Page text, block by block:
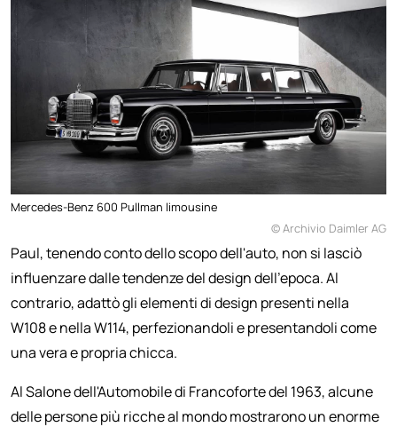
Mercedes-Benz 600 Pullman limousine
© Archivio Daimler AG
Paul, tenendo conto dello scopo dell'auto, non si lasciò
influenzare dalle tendenze del design dell'epoca. Al
contrario, adattò gli elementi di design presenti nella
W108 e nella W114, perfezionandoli e presentandoli come
una vera e propria chicca.
Al Salone dell'Automobile di Francoforte del 1963, alcune
delle persone più ricche al mondo mostrarono un enorme